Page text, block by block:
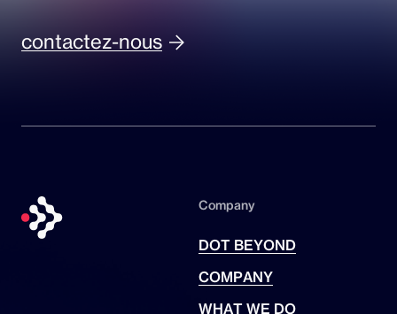
contactez-nous
Company
DOT BEYOND
COMPANY
WHAT WE DO